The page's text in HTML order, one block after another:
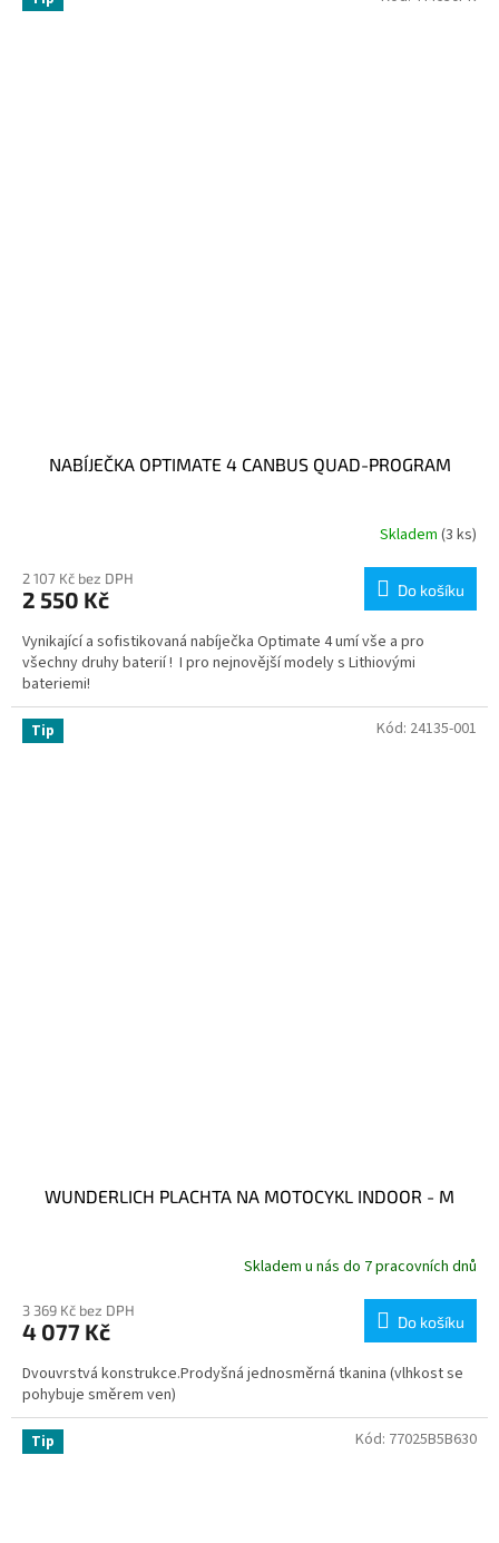
NABÍJEČKA OPTIMATE 4 CANBUS QUAD-PROGRAM
Skladem (3 ks)
2 107 Kč bez DPH
2 550 Kč Do košíku
Vynikající a sofistikovaná nabíječka Optimate 4 umí vše a pro
všechny druhy baterií ! I pro nejnovější modely s Lithiovými
bateriemi!
Tip
WUNDERLICH PLACHTA NA MOTOCYKL INDOOR - M
Skladem u nás do 7 pracovních dnů
3 369 Kč bez DPH
4 077 Kč Do košíku
Dvouvrstvá konstrukce.Prodyšná jednosměrná tkanina (vlhkost se
pohybuje směrem ven)
Kód: 24135-001
Tip Kód: 77025B5B630